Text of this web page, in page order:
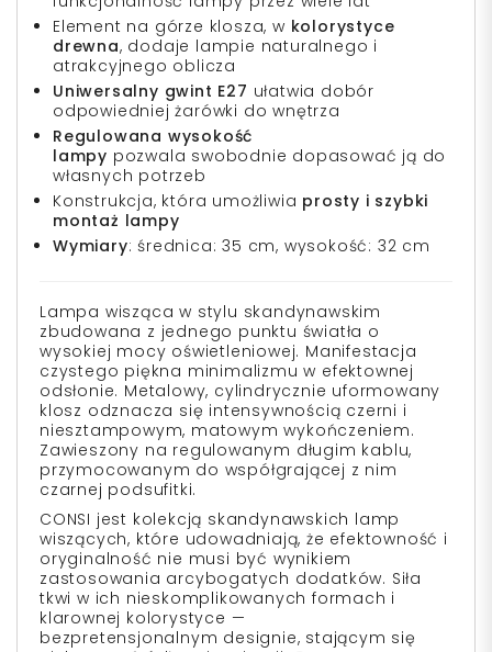
Element na górze klosza, w kolorystyce
drewna, dodaje lampie naturalnego i
atrakcyjnego oblicza
Uniwersalny gwint E27 ułatwia dobór
odpowiedniej żarówki do wnętrza
Regulowana wysokość
lampy pozwala swobodnie dopasować ją do
własnych potrzeb
Konstrukcja, która umożliwia prosty i szybki
montaż lampy
Wymiary: średnica: 35 cm, wysokość: 32 cm
Lampa wisząca w stylu skandynawskim
zbudowana z jednego punktu światła o
wysokiej mocy oświetleniowej. Manifestacja
czystego piękna minimalizmu w efektownej
odsłonie. Metalowy, cylindrycznie uformowany
klosz odznacza się intensywnością czerni i
niesztampowym, matowym wykończeniem.
Zawieszony na regulowanym długim kablu,
przymocowanym do współgrającej z nim
czarnej podsufitki.
CONSI jest kolekcją skandynawskich lamp
wiszących, które udowadniają, że efektowność i
oryginalność nie musi być wynikiem
zastosowania arcybogatych dodatków. Siła
tkwi w ich nieskomplikowanych formach i
klarownej kolorystyce —
bezpretensjonalnym designie, stającym się